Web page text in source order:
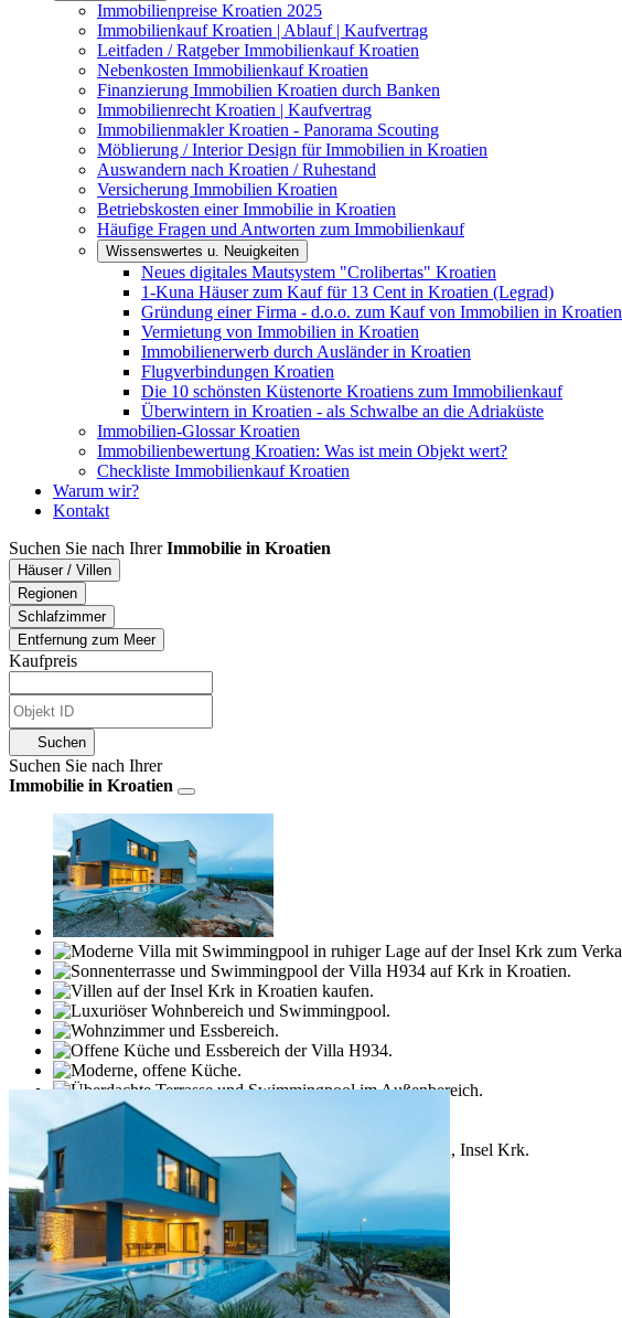
Immobilienpreise Kroatien 2025
Immobilienkauf Kroatien | Ablauf | Kaufvertrag
Leitfaden / Ratgeber Immobilienkauf Kroatien
Nebenkosten Immobilienkauf Kroatien
Finanzierung Immobilien Kroatien durch Banken
Immobilienrecht Kroatien | Kaufvertrag
Immobilienmakler Kroatien - Panorama Scouting
Möblierung / Interior Design für Immobilien in Kroatien
Auswandern nach Kroatien / Ruhestand
Versicherung Immobilien Kroatien
Betriebskosten einer Immobilie in Kroatien
Häufige Fragen und Antworten zum Immobilienkauf
Wissenswertes u. Neuigkeiten
Neues digitales Mautsystem "Crolibertas" Kroatien
1-Kuna Häuser zum Kauf für 13 Cent in Kroatien (Legrad)
Gründung einer Firma - d.o.o. zum Kauf von Immobilien in Kroatien
Vermietung von Immobilien in Kroatien
Immobilienerwerb durch Ausländer in Kroatien
Flugverbindungen Kroatien
Die 10 schönsten Küstenorte Kroatiens zum Immobilienkauf
Überwintern in Kroatien - als Schwalbe an die Adriaküste
Immobilien-Glossar Kroatien
Immobilienbewertung Kroatien: Was ist mein Objekt wert?
Checkliste Immobilienkauf Kroatien
Warum wir?
Kontakt
Suchen Sie nach IhrerImmobilie in Kroatien
Häuser / Villen
Regionen
Schlafzimmer
Entfernung zum Meer
Kaufpreis
Suchen
Suchen Sie nach Ihrer
Immobilie in Kroatien